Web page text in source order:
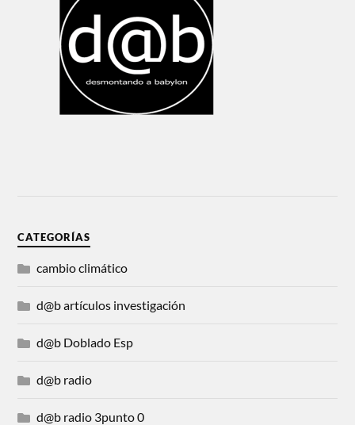
CATEGORÍAS
cambio climático
d@b artículos investigación
d@b Doblado Esp
d@b radio
d@b radio 3punto 0